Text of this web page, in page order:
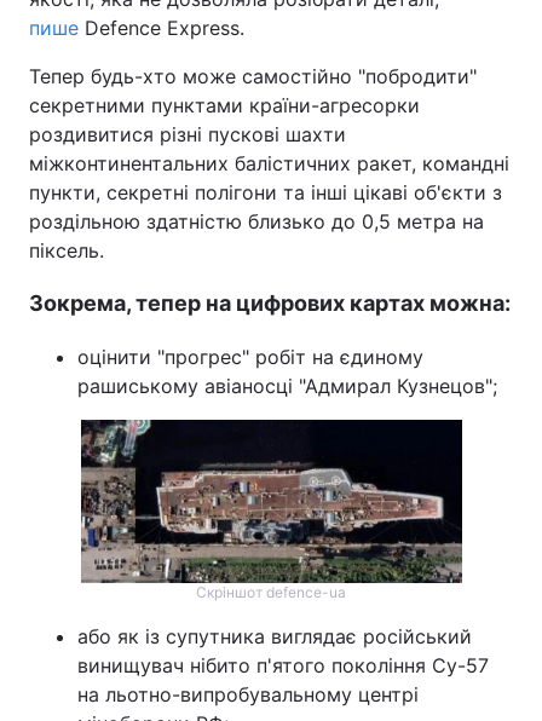
пише Defence Express.
Тепер будь-хто може самостійно "побродити"
секретними пунктами країни-агресорки
роздивитися різні пускові шахти
міжконтинентальних балістичних ракет, командні
пункти, секретні полігони та інші цікаві об'єкти з
роздільною здатністю близько до 0,5 метра на
піксель.
Зокрема, тепер на цифрових картах можна:
оцінити "прогрес" робіт на єдиному
рашиському авіаносці "Адмирал Кузнецов";
Скріншот defence-ua
або як із супутника виглядає російський
винищувач нібито п'ятого покоління Су-57
на льотно-випробувальному центрі